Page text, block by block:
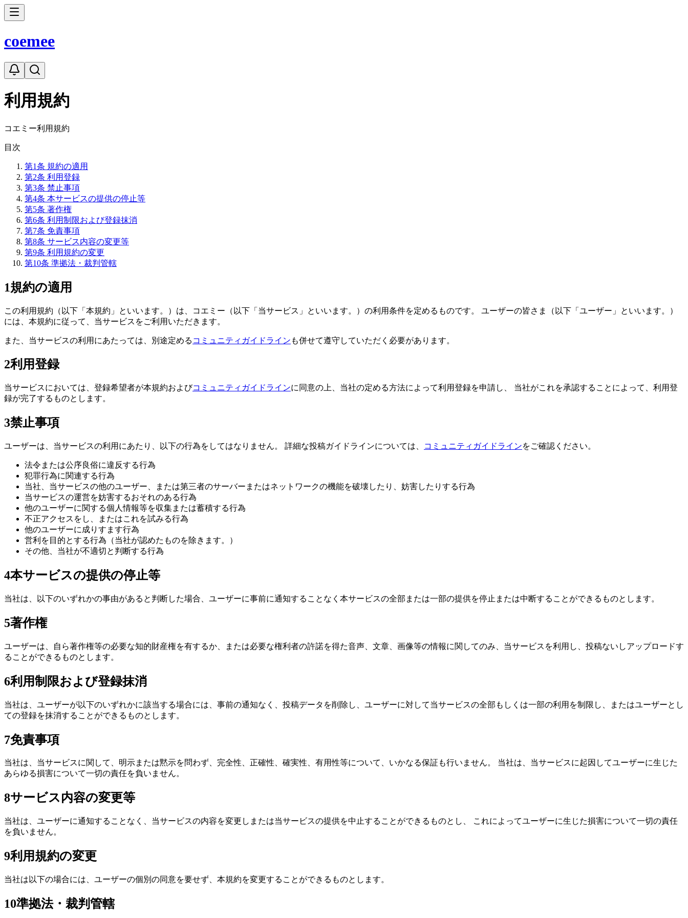
coemee
利用規約
コエミー利用規約
目次
第1条 規約の適用
第2条 利用登録
第3条 禁止事項
第4条 本サービスの提供の停止等
第5条 著作権
第6条 利用制限および登録抹消
第7条 免責事項
第8条 サービス内容の変更等
第9条 利用規約の変更
第10条 準拠法・裁判管轄
1規約の適用
この利用規約（以下「本規約」といいます。）は、コエミー（以下「当サービス」といいます。）の利用条件を定めるものです。 ユーザーの皆さま（以下「ユーザー」といいます。）
には、本規約に従って、当サービスをご利用いただきます。
また、当サービスの利用にあたっては、別途定める コミュニティガイドライン も併せて遵守していただく必要があります。
2利用登録
当サービスにおいては、登録希望者が本規約およびコミュニティガイドラインに同意の上、当社の定める方法によって利用登録を申請し、 当社がこれを承認することによって、利用登
録が完了するものとします。
3禁止事項
ユーザーは、当サービスの利用にあたり、以下の行為をしてはなりません。 詳細な投稿ガイドラインについては、 コミュニティガイドラインをご確認ください。
法令または公序良俗に違反する行為
犯罪行為に関連する行為
当社、当サービスの他のユーザー、または第三者のサーバーまたはネットワークの機能を破壊したり、妨害したりする行為
当サービスの運営を妨害するおそれのある行為
他のユーザーに関する個人情報等を収集または蓄積する行為
不正アクセスをし、またはこれを試みる行為
他のユーザーに成りすます行為
営利を目的とする行為（当社が認めたものを除きます。）
その他、当社が不適切と判断する行為
4本サービスの提供の停止等
当社は、以下のいずれかの事由があると判断した場合、ユーザーに事前に通知することなく本サービスの全部または一部の提供を停止または中断することができるものとします。
5著作権
ユーザーは、自ら著作権等の必要な知的財産権を有するか、または必要な権利者の許諾を得た音声、文章、画像等の情報に関してのみ、当サービスを利用し、投稿ないしアップロードす
ることができるものとします。
6利用制限および登録抹消
当社は、ユーザーが以下のいずれかに該当する場合には、事前の通知なく、投稿データを削除し、ユーザーに対して当サービスの全部もしくは一部の利用を制限し、またはユーザーとし
ての登録を抹消することができるものとします。
7免責事項
当社は、当サービスに関して、明示または黙示を問わず、完全性、正確性、確実性、有用性等について、いかなる保証も行いません。 当社は、当サービスに起因してユーザーに生じた
あらゆる損害について一切の責任を負いません。
8サービス内容の変更等
当社は、ユーザーに通知することなく、当サービスの内容を変更しまたは当サービスの提供を中止することができるものとし、 これによってユーザーに生じた損害について一切の責任
を負いません。
9利用規約の変更
当社は以下の場合には、ユーザーの個別の同意を要せず、本規約を変更することができるものとします。
10準拠法・裁判管轄